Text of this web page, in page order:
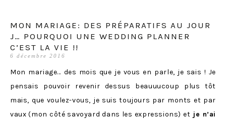
MON MARIAGE: DES PRÉPARATIFS AU JOUR
J… POURQUOI UNE WEDDING PLANNER
C’EST LA VIE !!
6 décembre 2016
Mon mariage… des mois que je vous en parle, je sais ! Je
pensais pouvoir revenir dessus beauuucoup plus tôt
mais, que voulez-vous, je suis toujours par monts et par
vaux (mon côté savoyard dans les expressions) et je n’ai